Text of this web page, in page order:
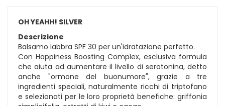
OH YEAHH! SILVER
Descrizione
Balsamo labbra SPF 30 per un'idratazione perfetto.
Con Happiness Boosting Complex, esclusiva formula
che aiuta ad aumentare il livello di serotonina, detto
anche "ormone del buonumore", grazie a tre
ingredienti speciali, naturalmente ricchi di triptofano
e selezionati per le loro proprietà benefiche: griffonia